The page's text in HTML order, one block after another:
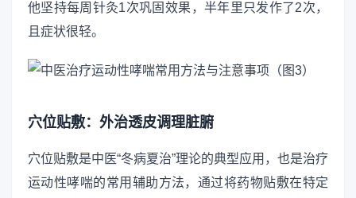
他坚持每周针灸1次巩固效果，半年里只发作了2次，
且症状很轻。
穴位贴敷：外治透皮调理脏腑
穴位贴敷是中医“冬病夏治”理论的典型应用，也是治疗
运动性哮喘的常用辅助方法，通过将药物贴敷在特定